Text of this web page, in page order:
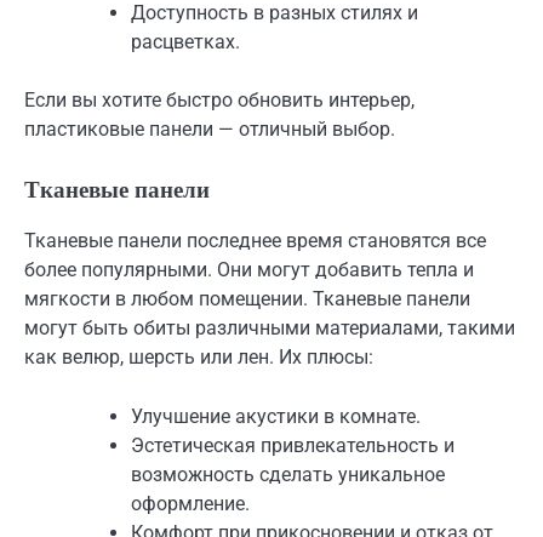
Доступность в разных стилях и
расцветках.
Если вы хотите быстро обновить интерьер,
пластиковые панели — отличный выбор.
Тканевые панели
Тканевые панели последнее время становятся все
более популярными. Они могут добавить тепла и
мягкости в любом помещении. Тканевые панели
могут быть обиты различными материалами, такими
как велюр, шерсть или лен. Их плюсы:
Улучшение акустики в комнате.
Эстетическая привлекательность и
возможность сделать уникальное
оформление.
Комфорт при прикосновении и отказ от